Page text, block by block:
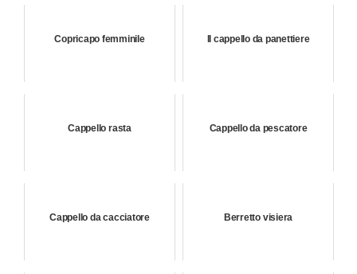
Copricapo femminile Il cappello da panettiere
Cappello rasta Cappello da pescatore
Cappello da cacciatore Berretto visiera